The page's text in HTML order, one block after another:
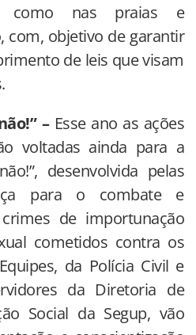
como nas praias e
com, objetivo de garantir
de leis que visam
– Esse ano as ações
voltadas ainda para a
desenvolvida pelas
para o combate e
de importunação
cometidos contra os
da Polícia Civil e
da Diretoria de
Social da Segup, vão